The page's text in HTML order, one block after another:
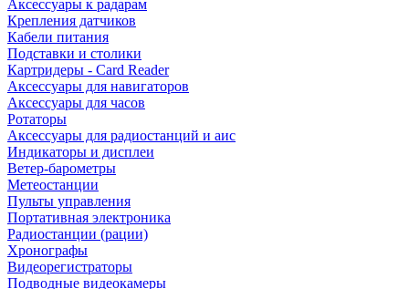
Аксессуары к радарам
Крепления датчиков
Кабели питания
Подставки и столики
Картридеры - Card Reader
Аксессуары для навигаторов
Аксессуары для часов
Ротаторы
Аксессуары для радиостанций и аис
Индикаторы и дисплеи
Ветер-барометры
Метеостанции
Пульты управления
Портативная электроника
Радиостанции (рации)
Хронографы
Видеорегистраторы
Подводные видеокамеры